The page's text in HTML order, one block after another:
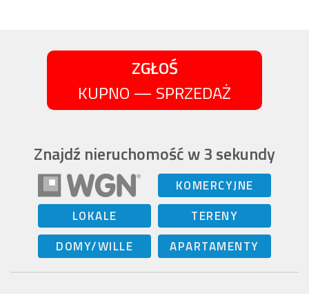
ZGŁOŚ
KUPNO — SPRZEDAŻ
Znajdź nieruchomość w 3 sekundy
KOMERCYJNE
LOKALE
TERENY
DOMY/WILLE
APARTAMENTY